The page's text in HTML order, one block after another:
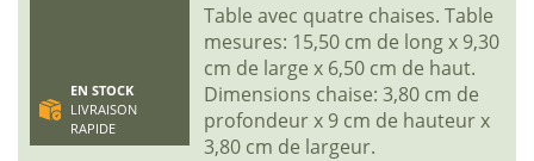
EN STOCK
LIVRAISON
RAPIDE
Table avec quatre chaises. Table
mesures: 15,50 cm de long x 9,30
cm de large x 6,50 cm de haut.
Dimensions chaise: 3,80 cm de
profondeur x 9 cm de hauteur x
3,80 cm de largeur.